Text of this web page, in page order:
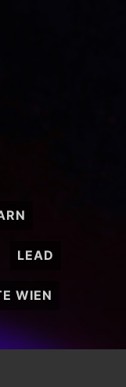
LEAD
WIEN